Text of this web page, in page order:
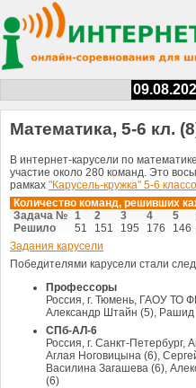
Математика, 5-6 кл.
В интернет-карусели по
участие около 280 команд. Это
рамках "Карусель-кружка" 5-6
Количество команд, решивших
Задача №
1 2 3 4 5
Решило
51 151 195 176 146
Задания карусели
Победителями карусели стали
Профессоры
Россия, г. Тюмень, ГАОУ ТО
Александр Штайн (5),
СПб-АЛ-6
Россия, г. Санкт-Петербург,
Аглая Ноговицына (6),
Василина Загашева (6),
(6)